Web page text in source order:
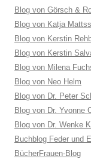
Blog von Görsch &
Blog von Katja
Blog von Kerstin
Blog von Kerstin
Blog von Milena
Blog von Neo Helm
Blog von Dr. Peter
Blog von Dr. Yvonne
Blog von Dr. Wenke
Buchblog Feder und
BücherFrauen-Blog